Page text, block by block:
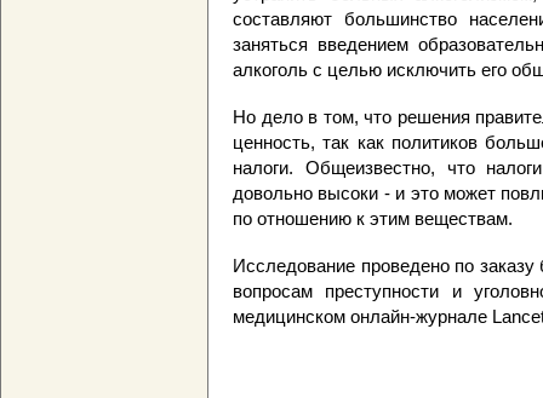
составляют большинство
заняться введением
алкоголь с целью исключить его
Но дело в том, что решения
ценность, так как политиков
налоги. Общеизвестно, что
довольно высоки - и это может
по отношению к этим веществам.
Исследование проведено по заказу
вопросам преступности и
медицинском онлайн-журнале